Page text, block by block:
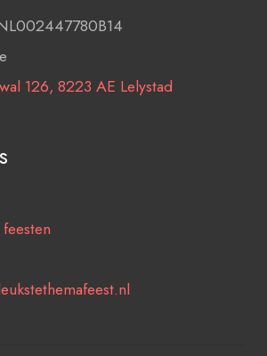
126, 8223 AE Lelystad